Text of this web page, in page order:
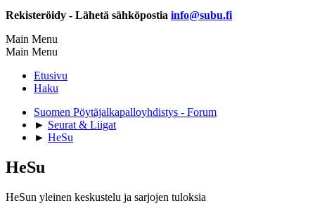
Rekisteröidy - Lähetä sähköpostia info@subu.fi
Main Menu
Main Menu
Etusivu
Haku
Suomen Pöytäjalkapalloyhdistys - Forum
► Seurat & Liigat
► HeSu
HeSu
HeSun yleinen keskustelu ja sarjojen tuloksia